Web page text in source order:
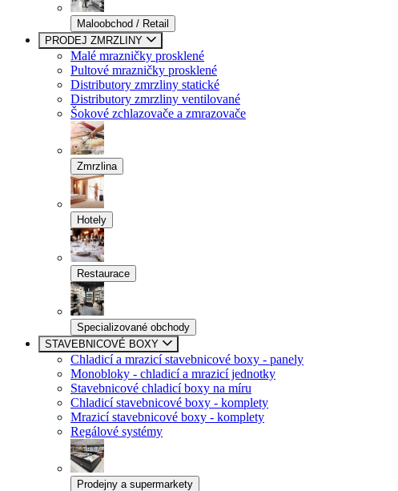
Maloobchod / Retail
PRODEJ ZMRZLINY
Malé mrazničky prosklené
Pultové mrazničky prosklené
Distributory zmrzliny statické
Distributory zmrzliny ventilované
Šokové zchlazovače a zmrazovače
Zmrzlina
Hotely
Restaurace
Specializované obchody
STAVEBNICOVÉ BOXY
Chladicí a mrazicí stavebnicové boxy - panely
Monobloky - chladicí a mrazicí jednotky
Stavebnicové chladicí boxy na míru
Chladicí stavebnicové boxy - komplety
Mrazicí stavebnicové boxy - komplety
Regálové systémy
Prodejny a supermarkety